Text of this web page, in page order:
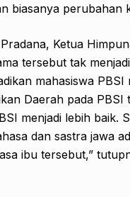
biasanya perubahan
Ketua
tersebut tak
mahasiswa
Daerah pada PBSI
menjadi lebih baik.
dan sastra jawa
ibu tersebut,”